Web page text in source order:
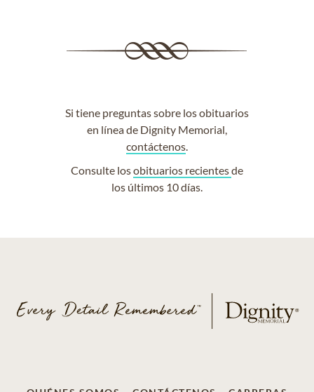
Si tiene preguntas sobre los obituarios
en línea de Dignity Memorial,
contáctenos.
Consulte losobituarios recientesde
los últimos 10 días.